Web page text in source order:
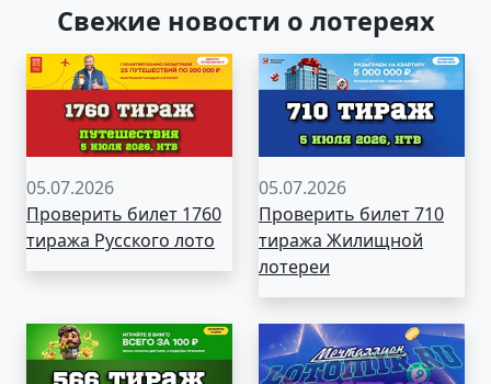
Свежие новости о лотереях
05.07.2026
Проверить билет 1760
тиража Русского лото
05.07.2026
Проверить билет 710
тиража Жилищной
лотереи